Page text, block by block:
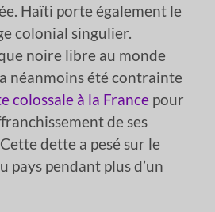
Haïti porte également le
colonial singulier.
noire libre au monde
néanmoins été contrainte
colossale à la France pour
de ses
dette a pesé sur le
pays pendant plus d’un